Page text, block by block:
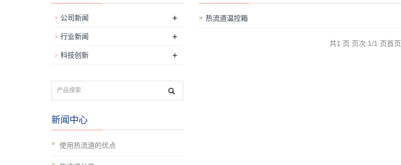
热流道温控箱
共1 页 页次:1/1 页首页
公司新闻 +
行业新闻 +
科技创新 +
新闻中心
使用热流道的优点